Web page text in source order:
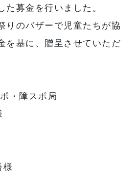
た募金を行いました。
りのバザーで児童たちが協
を基に、贈呈させていただ
・障スポ局
様